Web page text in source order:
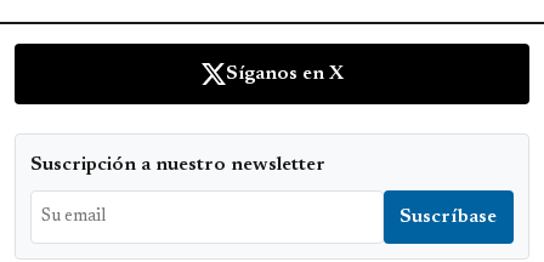
Síganos en X
Suscripción a nuestro newsletter